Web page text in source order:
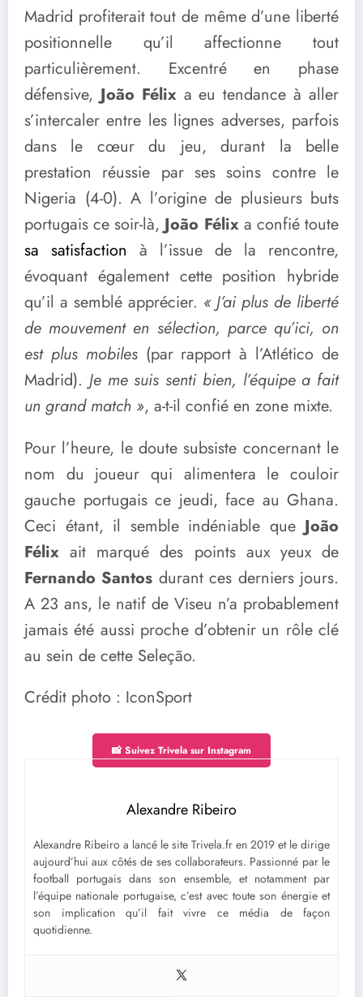
Madrid profiterait tout de même d’une liberté
positionnelle qu’il affectionne tout
particulièrement. Excentré en phase
défensive,João Félixa eu tendance à aller
s’intercaler entre les lignes adverses, parfois
dans le cœur du jeu, durant la belle
prestation réussie par ses soins contre le
Nigeria (4-0). A l’origine de plusieurs buts
portugais ce soir-là,João Félixa confié toute
sa satisfaction à l’issue de la rencontre,
évoquant également cette position hybride
qu’il a semblé apprécier. « J’ai plus de liberté
de mouvement en sélection, parce qu’ici, on
est plus mobiles(par rapport à l’Atlético de
Madrid). Je me suis senti bien, l’équipe a fait
un grand match », a-t-il confié en zone mixte.
Pour l’heure, le doute subsiste concernant le
nom du joueur qui alimentera le couloir
gauche portugais ce jeudi, face au Ghana.
Ceci étant, il semble indéniable queJoão
Félix ait marqué des points aux yeux de
Fernando Santos durant ces derniers jours.
A 23 ans, le natif de Viseu n’a probablement
jamais été aussi proche d’obtenir un rôle clé
au sein de cette Seleção.
Crédit photo : IconSport
📸 Suivez Trivela sur Instagram
Alexandre Ribeiro
Alexandre Ribeiro a lancé le site Trivela.fr en 2019 et le dirige
aujourd’hui aux côtés de ses collaborateurs. Passionné par le
football portugais dans son ensemble, et notamment par
l’équipe nationale portugaise, c’est avec toute son énergie et
son implication qu’il fait vivre ce média de façon
quotidienne.